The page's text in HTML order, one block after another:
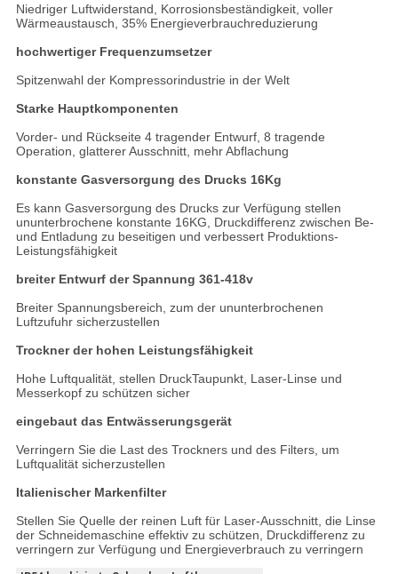
Niedriger Luftwiderstand, Korrosionsbeständigkeit, voller
Wärmeaustausch, 35% Energieverbrauchreduzierung
hochwertiger Frequenzumsetzer
Spitzenwahl der Kompressorindustrie in der Welt
Starke Hauptkomponenten
Vorder- und Rückseite 4 tragender Entwurf, 8 tragende
Operation, glatterer Ausschnitt, mehr Abflachung
konstante Gasversorgung des Drucks 16Kg
Es kann Gasversorgung des Drucks zur Verfügung stellen
ununterbrochene konstante 16KG, Druckdifferenz zwischen Be-
und Entladung zu beseitigen und verbessert Produktions-
Leistungsfähigkeit
breiter Entwurf der Spannung 361-418v
Breiter Spannungsbereich, zum der ununterbrochenen
Luftzufuhr sicherzustellen
Trockner der hohen Leistungsfähigkeit
Hohe Luftqualität, stellen DruckTaupunkt, Laser-Linse und
Messerkopf zu schützen sicher
eingebaut das Entwässerungsgerät
Verringern Sie die Last des Trockners und des Filters, um
Luftqualität sicherzustellen
Italienischer Markenfilter
Stellen Sie Quelle der reinen Luft für Laser-Ausschnitt, die Linse
der Schneidemaschine effektiv zu schützen, Druckdifferenz zu
verringern zur Verfügung und Energieverbrauch zu verringern